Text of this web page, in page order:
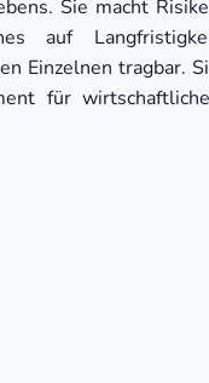
Sie macht
auf
Einzelnen tragbar.
für